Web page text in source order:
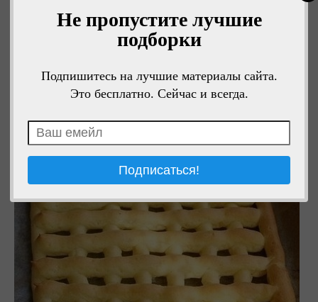
Не пропустите лучшие
подборки
Подпишитесь на лучшие материалы сайта.
Это бесплатно. Сейчас и всегда.